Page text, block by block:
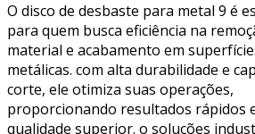
O disco de desbaste para metal 9 é
para quem busca eficiência na
material e acabamento em
metálicas. com alta durabilidade e
corte, ele otimiza suas operações,
proporcionando resultados rápidos
qualidade superior. o soluções